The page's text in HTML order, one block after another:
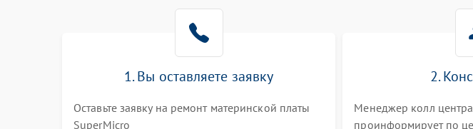
1. Вы оставляете заявку
Оставьте заявку на ремонт материнской платы
SuperMicro
2.
Менеджер колл
проинформирует по